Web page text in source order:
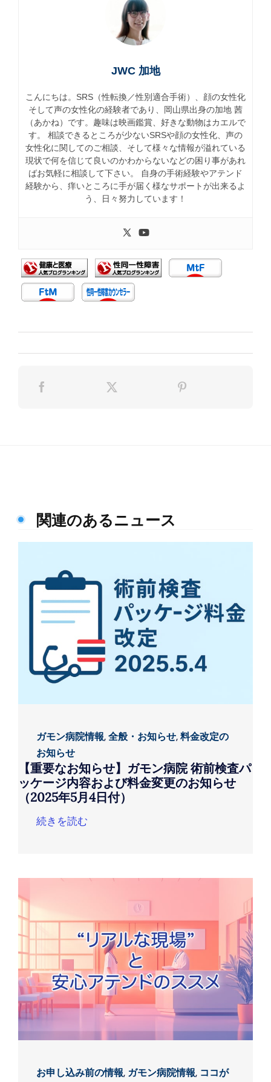
JWC 加地
こんにちは。SRS（性転換／性別適合手術）、顔の女性化
そして声の女性化の経験者であり、岡山県出身の加地 茜
（あかね）です。趣味は映画鑑賞、好きな動物はカエルで
す。 相談できるところが少ないSRSや顔の女性化、声の
女性化に関してのご相談、そして様々な情報が溢れている
現状で何を信じて良いのかわからないなどの困り事があれ
ばお気軽に相談して下さい。 自身の手術経験やアテンド
経験から、痒いところに手が届く様なサポートが出来るよ
う、日々努力しています！
関連のあるニュース
ガモン病院情報,全般・お知らせ,料金改定の
お知らせ
【重要なお知らせ】ガモン病院 術前検査パ
ッケージ内容および料金変更のお知らせ
（2025年5月4日付）
続きを読む
お申し込み前の情報, ガモン病院情報, ココが